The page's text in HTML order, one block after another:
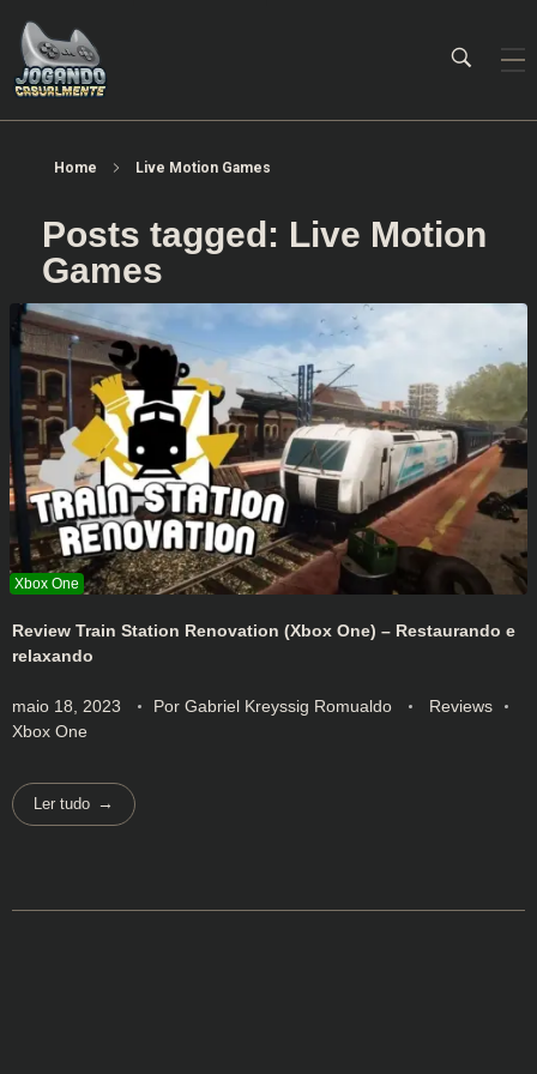
Home Live Motion Games
Posts tagged: Live Motion
Games
Review Train Station Renovation (Xbox One) – Restaurando e
relaxando
maio 18, 2023 Por Gabriel Kreyssig Romualdo
Reviews
Xbox One
Ler tudo